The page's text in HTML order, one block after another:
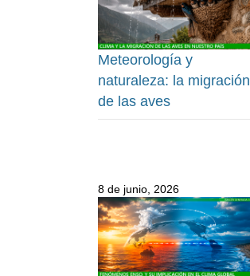
Meteorología y
naturaleza: la migración
de las aves
8 de junio, 2026